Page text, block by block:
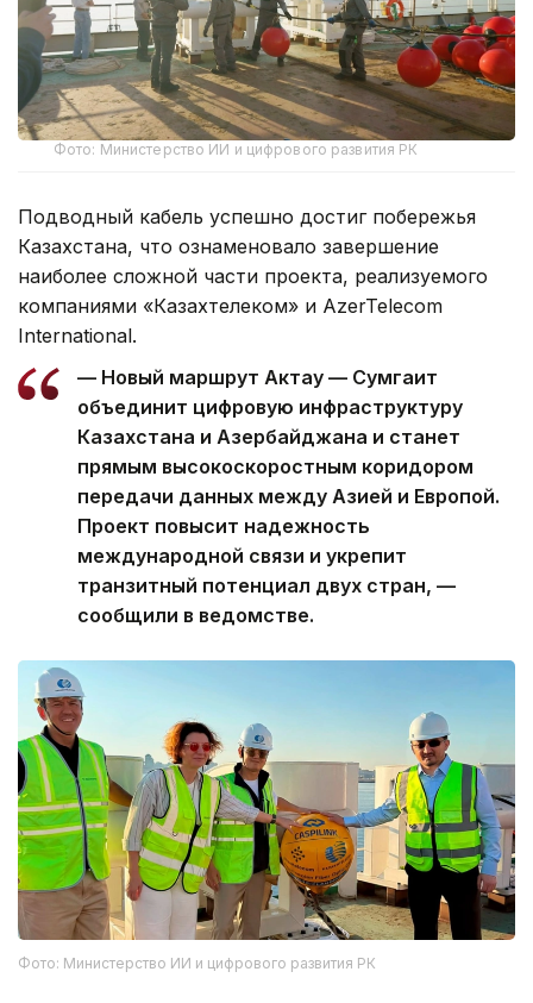
Фото: Министерство ИИ и цифрового развития РК
Подводный кабель успешно достиг побережья
Казахстана, что ознаменовало завершение
наиболее сложной части проекта, реализуемого
компаниями «Казахтелеком» и AzerTelecom
International.
— Новый маршрут Актау — Сумгаит
объединит цифровую инфраструктуру
Казахстана и Азербайджана и станет
прямым высокоскоростным коридором
передачи данных между Азией и Европой.
Проект повысит надежность
международной связи и укрепит
транзитный потенциал двух стран, —
сообщили в ведомстве.
Фото: Министерство ИИ и цифрового развития РК